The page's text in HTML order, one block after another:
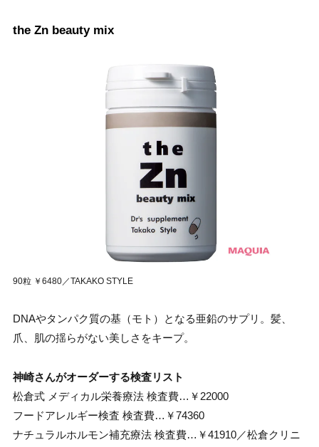
the Zn beauty mix
90粒 ￥6480／TAKAKO STYLE
DNAやタンパク質の基（モト）となる亜鉛のサプリ。髪、
爪、肌の揺らがない美しさをキープ。
神崎さんがオーダーする検査リスト
松倉式 メディカル栄養療法 検査費…￥22000
フードアレルギー検査 検査費…￥74360
ナチュラルホルモン補充療法 検査費…￥41910／松倉クリニ